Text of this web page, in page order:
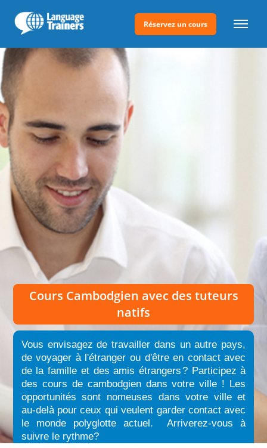
Réservez un cours
Cours Cambodgien avec des tuteurs
natifs
Vous envisagez de travailler dans un autre pays,
de voyager à l'étranger ou d'être en contact avec
de la famille et des amis étrangers?Participez à
des cours de cambodgien dans votre ville ! Les
opportunités sont nomeuses dans votre ville et
au-delà pour ceux qui veulent garder contact avec
le monde polyglotte actuel. Arriverez-vous à
suivre le rythme?